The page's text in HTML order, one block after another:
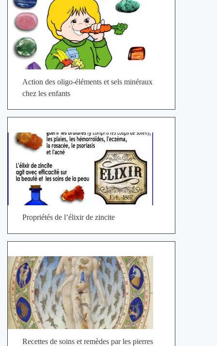
Action des oligo-éléments et sels minéraux
chez les enfants
Propriétés de l’élixir de zincite
Recettes de soins et remèdes par les pierres